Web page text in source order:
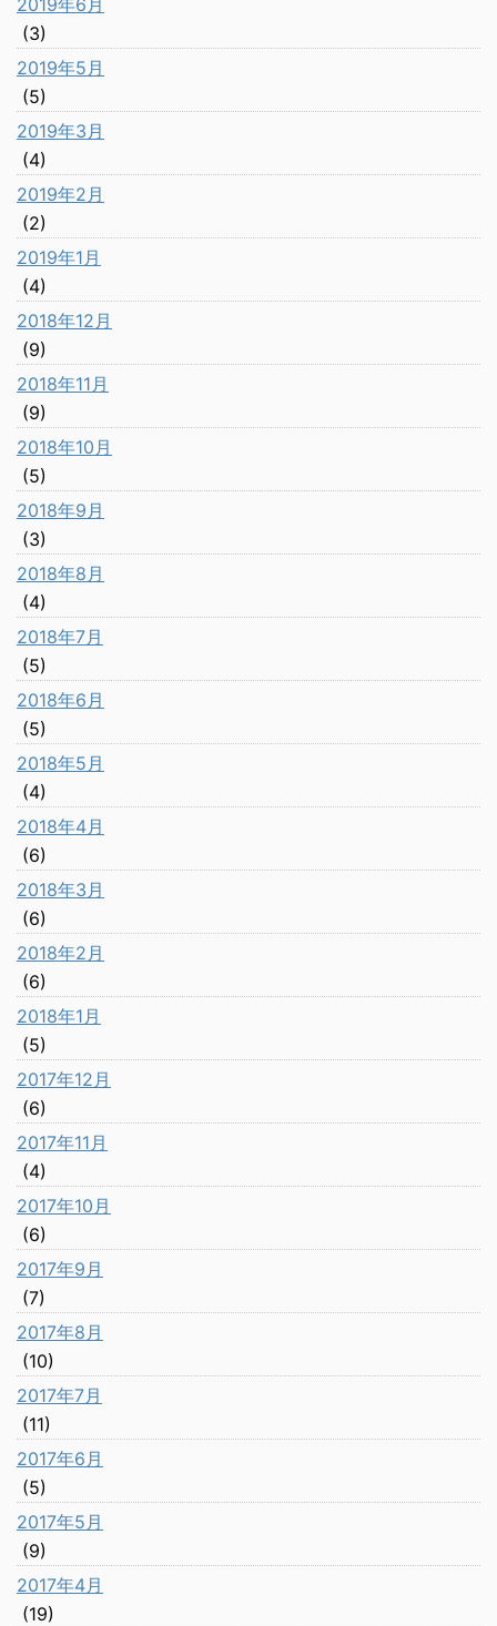
2019年6月
(3)
2019年5月
(5)
2019年3月
(4)
2019年2月
(2)
2019年1月
(4)
2018年12月
(9)
2018年11月
(9)
2018年10月
(5)
2018年9月
(3)
2018年8月
(4)
2018年7月
(5)
2018年6月
(5)
2018年5月
(4)
2018年4月
(6)
2018年3月
(6)
2018年2月
(6)
2018年1月
(5)
2017年12月
(6)
2017年11月
(4)
2017年10月
(6)
2017年9月
(7)
2017年8月
(10)
2017年7月
(11)
2017年6月
(5)
2017年5月
(9)
2017年4月
(19)